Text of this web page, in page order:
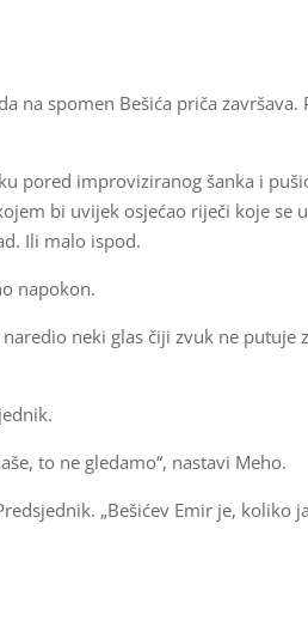
na spomen Bešića priča
pored improviziranog šanka i
bi uvijek osjećao riječi koje se
Ili malo ispod.
napokon.
neki glas čiji zvuk ne
to ne gledamo“, nastavi Meho.
„Bešićev Emir je, koliko